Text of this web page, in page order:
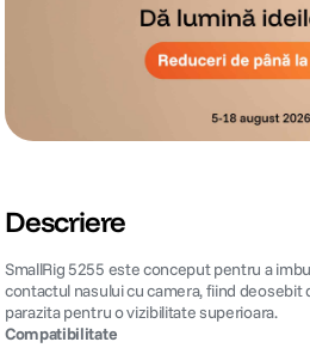
Descriere
SmallRig 5255 este conceput pentru a
contactul nasului cu camera, fiind deosebit
parazita pentru o vizibilitate superioara.
Compatibilitate